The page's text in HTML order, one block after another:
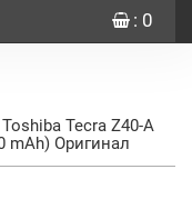
: 0
Tecra Z40-A
mAh) Оригинал